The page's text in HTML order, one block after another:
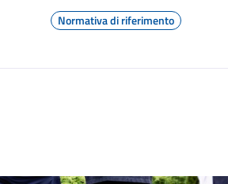
Normativa di riferimento